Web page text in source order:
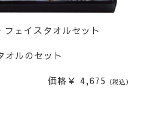
ェイスタオルセット
オルのセット
価格￥ 4,675 （税込）